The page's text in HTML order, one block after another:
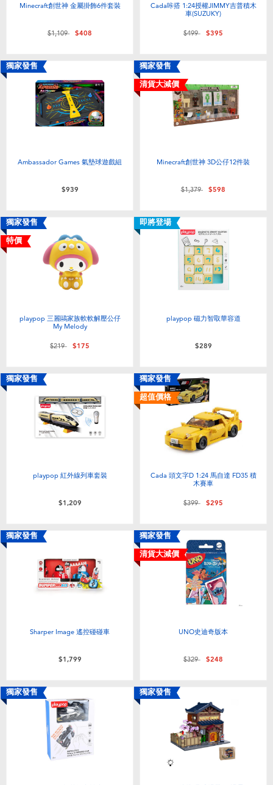
Minecraft創世神 金屬掛飾6件套裝
價格從
$1,109至$408
Cada咔搭 1:24授權JIMMY吉普積木
車(SUZUKY)
價格從
$499至$395
獨家發售
Ambassador Games 氣墊球遊戲組
$939
獨家發售
清貨大減價
Minecraft創世神 3D公仔12件裝
價格從
$1,379至$598
獨家發售
特價
playpop 三麗鷗家族軟軟解壓公仔
My Melody
價格從
$219至$175
即將登場
playpop 磁力智取華容道
$289
獨家發售
playpop 紅外線列車套裝
$1,209
獨家發售
超值價格
Cada 頭文字D 1:24 馬自達 FD35 積
木賽車
價格從
$399至$295
獨家發售
Sharper Image 遙控碰碰車
$1,799
獨家發售
清貨大減價
UNO史迪奇版本
價格從
$329至$248
獨家發售 獨家發售